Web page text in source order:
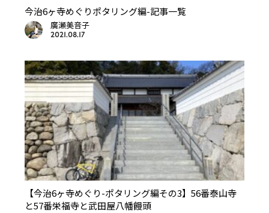
今治6ヶ寺めぐりポタリング編-記事一覧
廣瀬美音子
2021.08.17
【今治6ヶ寺めぐり-ポタリング編その3】56番泰山寺
と57番栄福寺と武田屋八幡饅頭